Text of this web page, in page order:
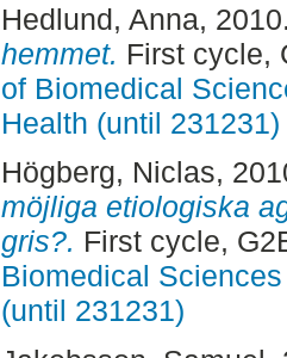
Hedlund, Anna,
hemmet. First cycle,
of Biomedical
Health (until 231231)
Högberg, Niclas,
möjliga etiologiska
gris?. First cycle,
Biomedical
(until 231231)